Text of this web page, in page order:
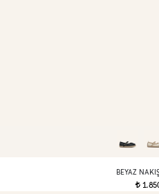
BEYAZ
t